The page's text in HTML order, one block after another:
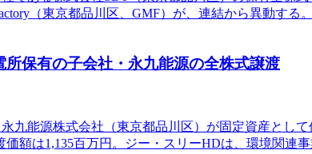
（東京都品川区、GMF）が、連結から異動する
保有の子会社・永九能源の全株式譲渡
九能源株式会社（東京都品川区）が固定資産とし
額は1,135百万円。ジー・スリーHDは、環境関連